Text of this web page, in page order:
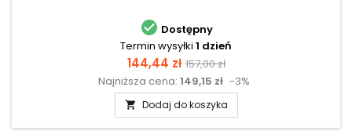
 Dostępny
Termin wysyłki 1 dzień
Cena
144,44 zł Cena
podstawowa
157,00 zł
Najniższa cena: 149,15 zł -3%
 Dodaj do koszyka